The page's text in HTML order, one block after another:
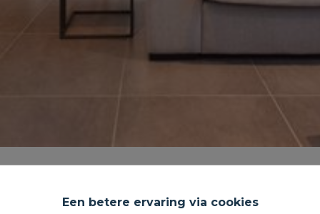
Een betere ervaring via cookies
Rustig gelegen gelijkvloers